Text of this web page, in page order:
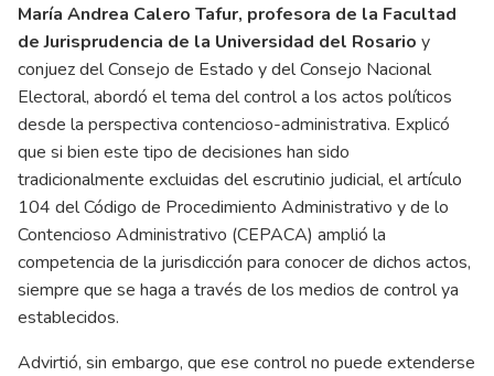
María Andrea Calero Tafur, profesora de la Facultad
de Jurisprudencia de la Universidad del Rosario y
conjuez del Consejo de Estado y del Consejo Nacional
Electoral, abordó el tema del control a los actos políticos
desde la perspectiva contencioso-administrativa. Explicó
que si bien este tipo de decisiones han sido
tradicionalmente excluidas del escrutinio judicial, el artículo
104 del Código de Procedimiento Administrativo y de lo
Contencioso Administrativo (CEPACA) amplió la
competencia de la jurisdicción para conocer de dichos actos,
siempre que se haga a través de los medios de control ya
establecidos.
Advirtió, sin embargo, que ese control no puede extenderse